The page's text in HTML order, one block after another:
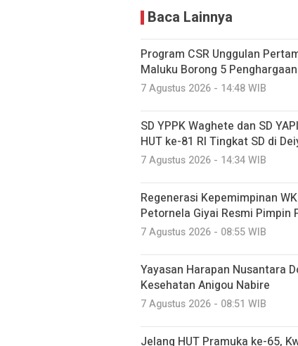
Baca Lainnya
Program CSR Unggulan
Maluku Borong 5
7 Agustus 2026 - 14:48 WIB
SD YPPK Waghete dan SD
HUT ke-81 RI Tingkat SD di
7 Agustus 2026 - 14:34 WIB
Regenerasi Kepemimpinan
Petornela Giyai Resmi Pimpin
7 Agustus 2026 - 08:55 WIB
Yayasan Harapan Nusantara
Kesehatan Anigou Nabire
7 Agustus 2026 - 08:51 WIB
Jelang HUT Pramuka ke-65,